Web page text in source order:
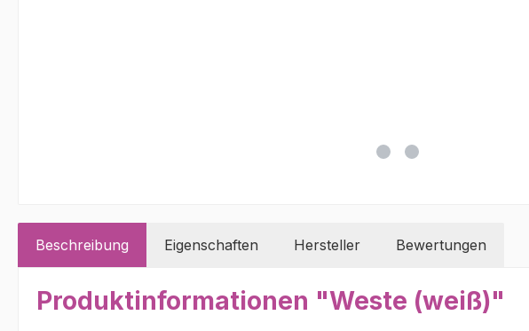
Beschreibung Eigenschaften Hersteller Bewertungen
Produktinformationen "Weste (weiß)"